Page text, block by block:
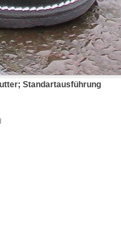
Standartausführung